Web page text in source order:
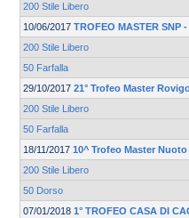
200 Stile Libero
10/06/2017 TROFEO MASTER SNP
200 Stile Libero
50 Farfalla
29/10/2017 21° Trofeo Master
200 Stile Libero
50 Farfalla
18/11/2017 10^ Trofeo Master Nuoto
200 Stile Libero
50 Dorso
07/01/2018 1° TROFEO CASA DI